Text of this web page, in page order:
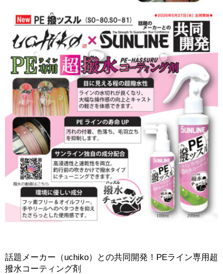
話題メーカー（uchiko）との共同開発！PEライン専用超
撥水コーティング剤